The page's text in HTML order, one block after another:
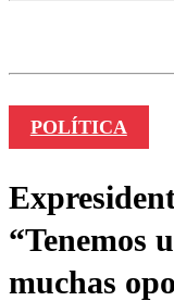
POLÍTICA
“Tenemos
muchas